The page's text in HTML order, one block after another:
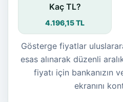
Kaç TL?
4.196,15 TL
Gösterge fiyatlar
esas alınarak düzenli
fiyatı için bankanızın
ekranını